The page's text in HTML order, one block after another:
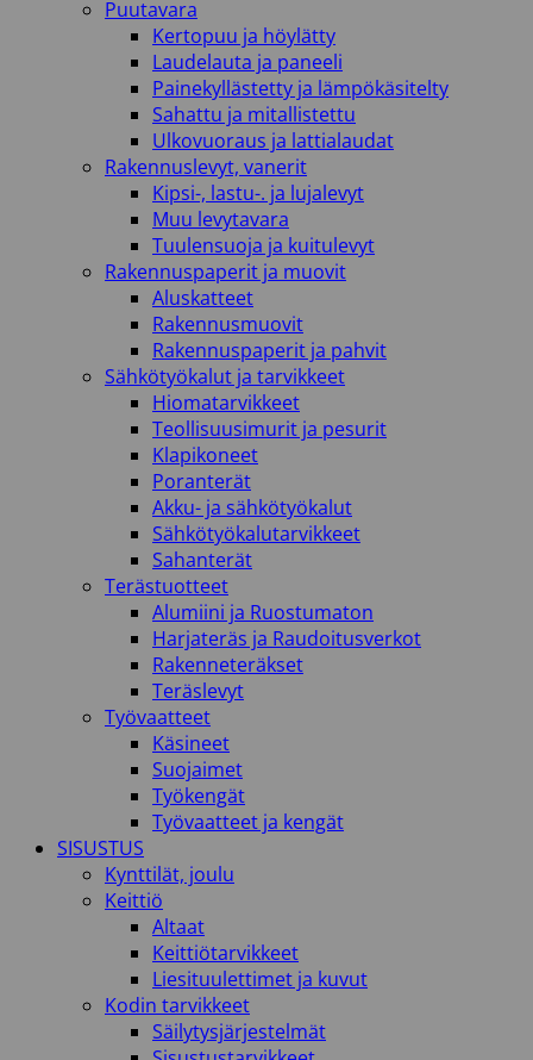
Puutavara
Kertopuu ja höylätty
Laudelauta ja paneeli
Painekyllästetty ja lämpökäsitelty
Sahattu ja mitallistettu
Ulkovuoraus ja lattialaudat
Rakennuslevyt, vanerit
Kipsi-, lastu-. ja lujalevyt
Muu levytavara
Tuulensuoja ja kuitulevyt
Rakennuspaperit ja muovit
Aluskatteet
Rakennusmuovit
Rakennuspaperit ja pahvit
Sähkötyökalut ja tarvikkeet
Hiomatarvikkeet
Teollisuusimurit ja pesurit
Klapikoneet
Poranterät
Akku- ja sähkötyökalut
Sähkötyökalutarvikkeet
Sahanterät
Terästuotteet
Alumiini ja Ruostumaton
Harjateräs ja Raudoitusverkot
Rakenneteräkset
Teräslevyt
Työvaatteet
Käsineet
Suojaimet
Työkengät
Työvaatteet ja kengät
SISUSTUS
Kynttilät, joulu
Keittiö
Altaat
Keittiötarvikkeet
Liesituulettimet ja kuvut
Kodin tarvikkeet
Säilytysjärjestelmät